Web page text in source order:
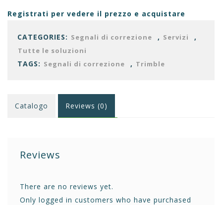
Registrati per vedere il prezzo e acquistare
CATEGORIES: Segnali di correzione , Servizi ,
Tutte le soluzioni
TAGS: Segnali di correzione , Trimble
Reviews (0)
Catalogo
Reviews
There are no reviews yet.
Only logged in customers who have purchased